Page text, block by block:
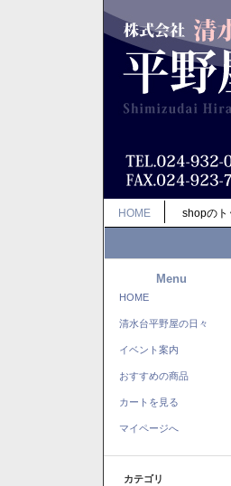
HOME shopのト
Menu
HOME
清水台平野屋の日々
イベント案内
おすすめの商品
カートを見る
マイページへ
カテゴリ